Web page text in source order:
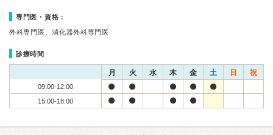
専門医・資格：
外科専門医、消化器外科専門医
診療時間
月 火 水 木 金 土 日 祝
09:00-12:00
15:00-18:00